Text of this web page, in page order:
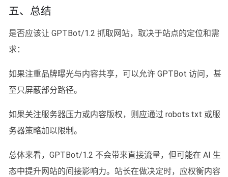
五、总结
是否应该让 GPTBot/1.2 抓取网站，取决于站点的定位和需
求：
如果注重品牌曝光与内容共享，可以允许 GPTBot 访问，甚
至只屏蔽部分路径。
如果关注服务器压力或内容版权，则应通过 robots.txt 或服
务器策略加以限制。
总体来看，GPTBot/1.2 不会带来直接流量，但可能在 AI 生
态中提升网站的间接影响力。站长在做决定时，应权衡内容